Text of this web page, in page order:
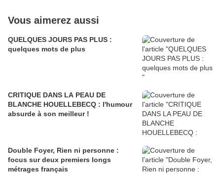
Vous aimerez aussi
QUELQUES JOURS PAS PLUS :
quelques mots de plus
CRITIQUE DANS LA PEAU DE
BLANCHE HOUELLEBECQ : l'humour
absurde à son meilleur !
Double Foyer, Rien ni personne :
focus sur deux premiers longs
métrages français